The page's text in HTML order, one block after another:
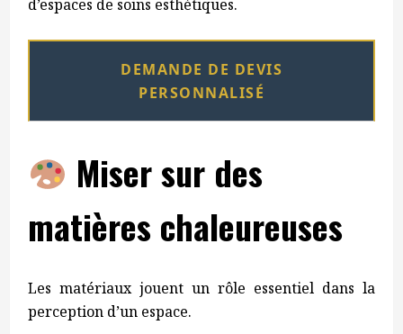
d’espaces de soins esthétiques.
DEMANDE DE DEVIS
PERSONNALISÉ
Miser sur des
matières chaleureuses
Les matériaux jouent un rôle essentiel dans la
perception d’un espace.